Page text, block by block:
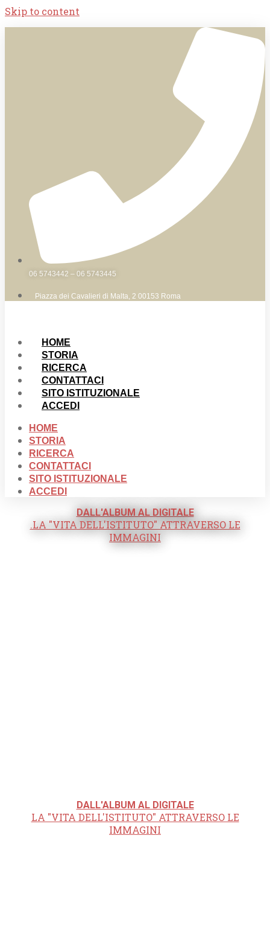
Skip to content
06 5743442 – 06 5743445
Piazza dei Cavalieri di Malta, 2 00153 Roma
HOME
STORIA
RICERCA
CONTATTACI
SITO ISTITUZIONALE
ACCEDI
HOME
STORIA
RICERCA
CONTATTACI
SITO ISTITUZIONALE
ACCEDI
DALL'ALBUM AL DIGITALE
.LA "VITA DELL'ISTITUTO" ATTRAVERSO LE
IMMAGINI
DALL'ALBUM AL DIGITALE
LA "VITA DELL'ISTITUTO" ATTRAVERSO LE
IMMAGINI